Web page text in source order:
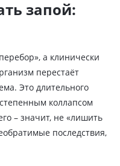
запой:
а клинически
перестаёт
Это длительного
коллапсом
– значит, не «лишить
последствия,